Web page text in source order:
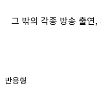
그 밖의 각종 방송 출연
반응형